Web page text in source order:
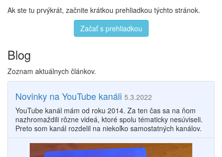
Ak ste tu prvýkrát, začnite krátkou prehliadkou týchto stránok.
Začať s prehliadkou
Blog
Zoznam aktuálnych článkov.
Novinky na YouTube kanáli 5.3.2022
YouTube kanál mám od roku 2014. Za ten čas sa na ňom
nazhromaždili rôzne videá, ktoré spolu tématicky nesúviseli.
Preto som kanál rozdelil na niekoľko samostatných kanálov.